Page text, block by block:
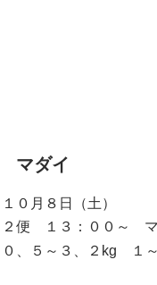
マダイ
１０月８日（土）
２便 １３：００～ マ
０、５～３、２kg １